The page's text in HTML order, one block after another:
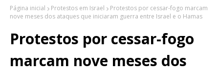
Página inicial Protestos em Israel
Protestos por cessar-fogo marcam
nove meses dos ataques que iniciaram guerra entre Israel e o Hamas
Protestos por cessar-fogo
marcam nove meses dos